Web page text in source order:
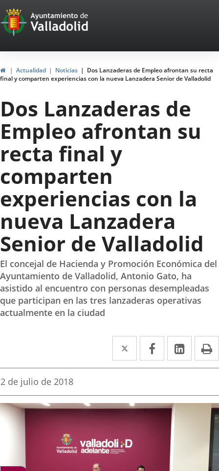
Portal
Web
del
Ayuntamiento
de
Valladolid
HomeActualidad Noticias
Dos Lanzaderas de Empleo afrontan su recta
final y comparten experiencias con la nueva Lanzadera Senior de Valladolid
Dos Lanzaderas de
Empleo afrontan su
recta final y
comparten
experiencias con la
nueva Lanzadera
Senior de Valladolid
El concejal de Hacienda y Promoción Económica del
Ayuntamiento de Valladolid, Antonio Gato, ha
asistido al encuentro con personas desempleadas
que participan en las tres lanzaderas operativas
actualmente en la ciudad
Twitter
Enlace
a
aplicación
externa.
Facebook
Enlace
a
aplicación
externa.
Enlace
a
Fecha
la
noticia
2 de julio de 2018